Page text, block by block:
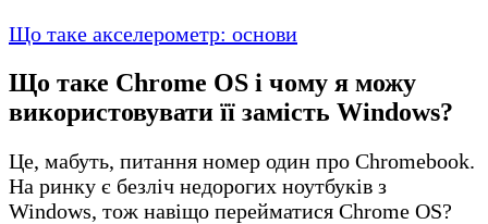
Що таке акселерометр: основи
Що таке Chrome OS і чому я можу
використовувати її замість Windows?
Це, мабуть, питання номер один про Chromebook.
На ринку є безліч недорогих ноутбуків з
Windows, тож навіщо перейматися Chrome OS?